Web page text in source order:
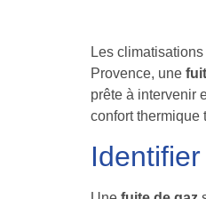
Les
Provence, une
prête à intervenir
confort thermique